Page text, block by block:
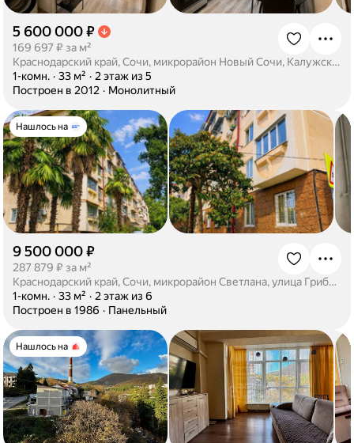
5 600 000 ₽
169 697 ₽ за м²
Краснодарский край, Сочи, микрорайон Новый Сочи, Калужская улица, 28/2
1-комн. · 33 м² · 2 этаж из 5
Построен в 2012 · Монолитный
Нашлось на
9 500 000 ₽
287 879 ₽ за м²
Краснодарский край, Сочи, микрорайон Светлана, улица Грибоедова, 17
1-комн. · 33 м² · 2 этаж из 6
Построен в 1986 · Панельный
Нашлось на